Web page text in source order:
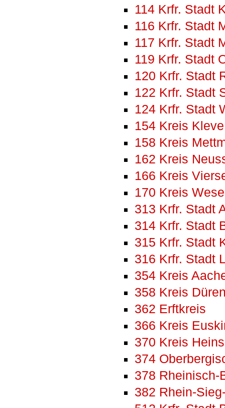
114 Krfr. Stadt
116 Krfr. Stadt
117 Krfr. Stadt
119 Krfr. Stadt
120 Krfr. Stadt
122 Krfr. Stadt
124 Krfr. Stadt
154 Kreis Kleve
158 Kreis
162 Kreis
166 Kreis
170 Kreis
313 Krfr. Stadt
314 Krfr. Stadt
315 Krfr. Stadt
316 Krfr. Stadt
354 Kreis
358 Kreis
362 Erftkreis
366 Kreis
370 Kreis
374
378 Rheinisch-
382 Rhein-